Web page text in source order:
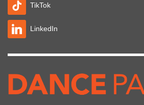
TikTok
LinkedIn